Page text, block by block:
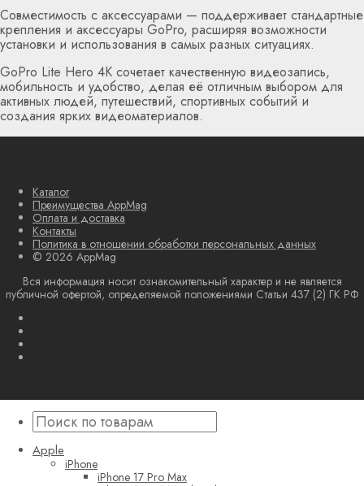
Совместимость с аксессуарами — поддерживает стандартные
крепления и аксессуары GoPro, расширяя возможности
установки и использования в самых разных ситуациях.
GoPro Lite Hero 4K сочетает качественную видеозапись,
мобильность и удобство, делая её отличным выбором для
активных людей, путешествий, спортивных событий и
создания ярких видеоматериалов.
Каталог
Преимущества AppMag
Оплата и доставка
Контакты
Политика в отношении обработки персональных данных
© 2026 AppMag
Вся информация носит ознакомительный характер и не является
публичной офертой, определяемой положениями Статьи 437 (2) ГК РФ
Apple
iPhone
iPhone 17 Pro Max